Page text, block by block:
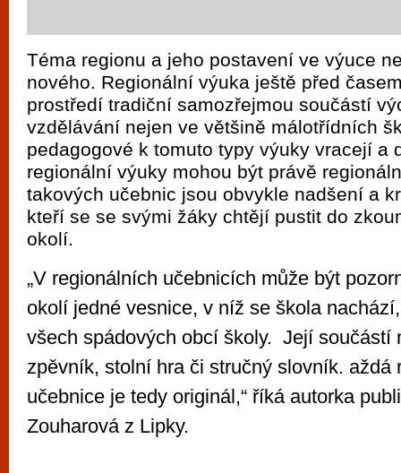
Téma regionu a jeho postavení ve výuce
nového. Regionální výuka ještě před
prostředí tradiční samozřejmou součástí
vzdělávání nejen ve většině málotřídních
pedagogové k tomuto typy výuky vracejí a
regionální výuky mohou být právě
takových učebnic jsou obvykle nadšení a
kteří se se svými žáky chtějí pustit do
okolí.
„V regionálních učebnicích může být
okolí jedné vesnice, v níž se škola
všech spádových obcí školy. Její součástí
zpěvník, stolní hra či stručný slovník. aždá
učebnice je tedy originál,“ říká autorka
Zouharová z Lipky.